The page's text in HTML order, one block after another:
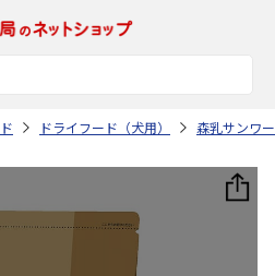
ドライフード（犬用） 森乳サンワ